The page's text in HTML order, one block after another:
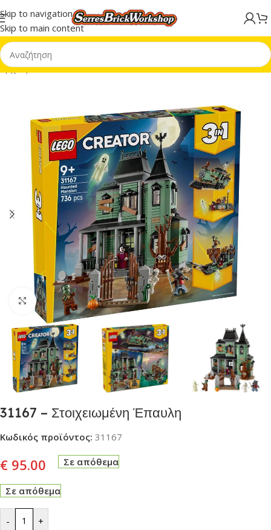
Skip to navigation
Skip to main content
Αρχική σελίδα/LEGO® Creator
Click to enlarge
31167 – Στοιχειωμένη Έπαυλη
Κωδικός προϊόντος: 31167
€ 95.00 Σε απόθεμα
Σε απόθεμα
- +